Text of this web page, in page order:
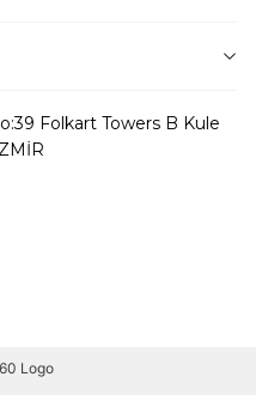
Folkart Towers B Kule